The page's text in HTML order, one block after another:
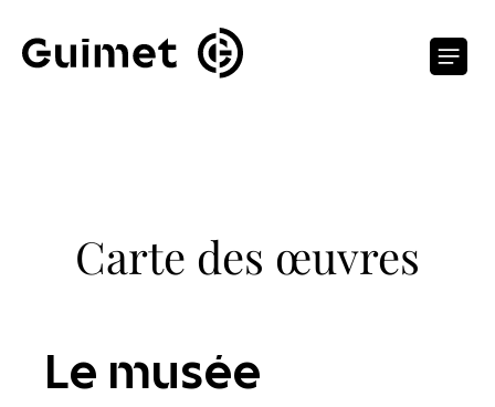
Carte des œuvres
Le musée